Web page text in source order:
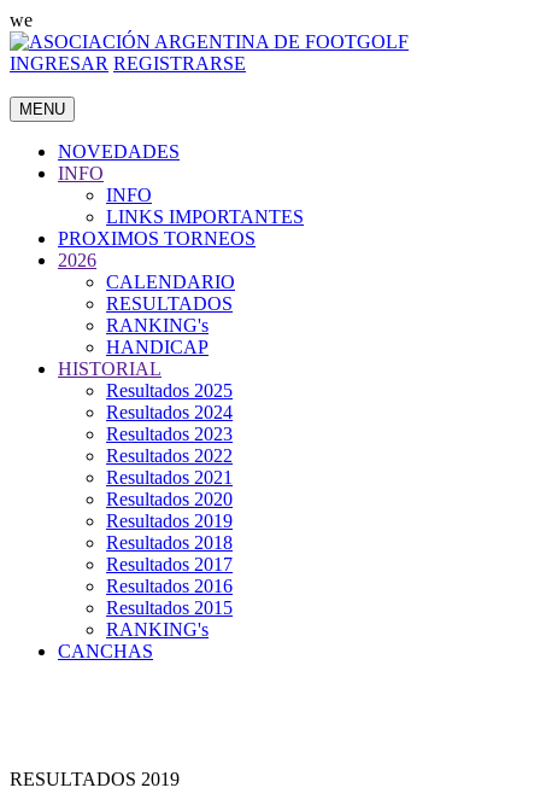
we
INGRESAR REGISTRARSE
MENU
NOVEDADES
INFO
INFO
LINKS IMPORTANTES
PROXIMOS TORNEOS
2026
CALENDARIO
RESULTADOS
RANKING's
HANDICAP
HISTORIAL
Resultados 2025
Resultados 2024
Resultados 2023
Resultados 2022
Resultados 2021
Resultados 2020
Resultados 2019
Resultados 2018
Resultados 2017
Resultados 2016
Resultados 2015
RANKING's
CANCHAS
RESULTADOS 2019